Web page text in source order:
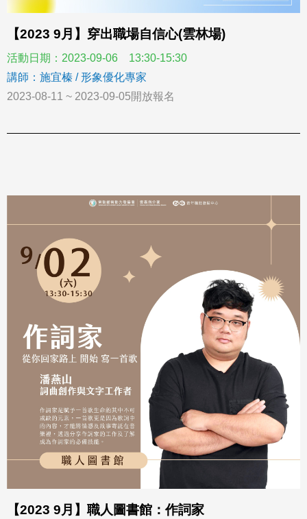
【2023 9月】穿出職場自信心(雲林場)
活動日期：2023-09-06 13:30-15:30
講師：施宜榛 / 形象優化專家
2023-08-11 ~ 2023-09-05開放報名
【2023 9月】職人圖書館：作詞家